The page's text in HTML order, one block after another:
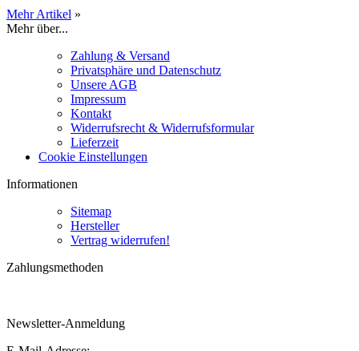
Mehr Artikel »
Mehr über...
Zahlung & Versand
Privatsphäre und Datenschutz
Unsere AGB
Impressum
Kontakt
Widerrufsrecht & Widerrufsformular
Lieferzeit
Cookie Einstellungen
Informationen
Sitemap
Hersteller
Vertrag widerrufen!
Zahlungsmethoden
Newsletter-Anmeldung